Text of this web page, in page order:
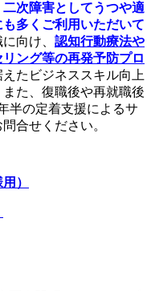
次障害としてうつや適
多くご利用いただいて
向け、 認知行動療法や
ング等の再発予防プロ
たビジネススキル向上
た、復職後や再就職後
半の定着支援によるサ
合せください。
）